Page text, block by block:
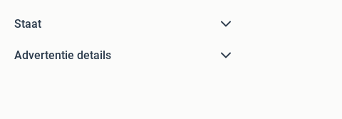
Staat
Advertentie details